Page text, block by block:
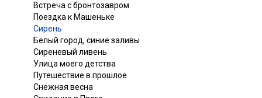
Встреча с бронтозавром
Поездка к Машеньке
Сирень
Белый город, синие заливы
Сиреневый ливень
Улица моего детства
Путешествие в прошлое
Снежная весна